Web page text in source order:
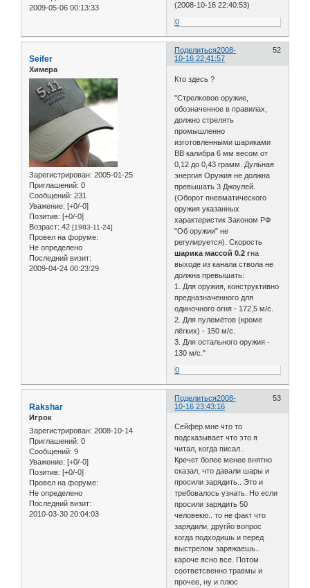
2009-05-06 00:13:33
(2008-10-16 22:40:53)
0
Поделиться 52
2008-
10-16 22:41:57
Seifer
Химера
Зарегистрирован: 2005-01-25
Приглашений: 0
Сообщений: 231
Уважение: [+0/-0]
Позитив: [+0/-0]
Возраст: 42 [1983-11-24]
Провел на форуме:
Не определено
Последний визит:
2009-04-24 00:23:29
Кто здесь ?
"Стрелковое оружие,
обозначенное в правилах,
должно стрелять
промышленно
изготовленными шариками
ВВ калибра 6 мм весом от
0,12 до 0,43 грамм. Дульная
энергия Оружия не должна
превышать 3 Джоулей.
(Оборот пневматического
оружия указанных
характеристик Законом РФ
"Об оружии" не
регулируется). Скорость
шарика массой 0.2 гна
выходе из канала ствола не
должна превышать:
1. Для оружия, конструктивно
предназначенного для
одиночного огня - 172,5 м/с.
2. Для пулемётов (кроме
лёгких) - 150 м/с.
3. Для остального оружия -
130 м/с."
0
Поделиться 53
2008-
10-16 23:43:16
Rakshar
Игрок
Зарегистрирован: 2008-10-14
Приглашений: 0
Сообщений: 9
Уважение: [+0/-0]
Позитив: [+0/-0]
Провел на форуме:
Не определено
Последний визит:
2010-03-30 20:04:03
Сейфер.мне что то
подсказывает что это я
читал, когда писал..
Кречет более менее внятно
сказал, что давали шары и
просили зарядить.. Это и
требовалось узнать. Но если
просили зарядить 50
человекю.. то не факт что
зарядили, другйо вопрос
когда подходишь и перед
выстрелом заряжаешь..
кароче ясно все. Потом
соответсвенно травмы и
прочее, ну и плюс